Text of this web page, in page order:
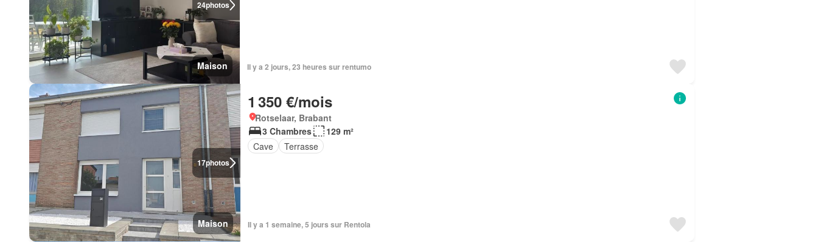
24photos
Maison Il y a 2 jours, 23 heures sur rentumo
17photos
Maison
1 350 €/mois
Rotselaar, Brabant
3 Chambres
129 m²
Cave
Terrasse
Il y a 1 semaine, 5 jours sur Rentola